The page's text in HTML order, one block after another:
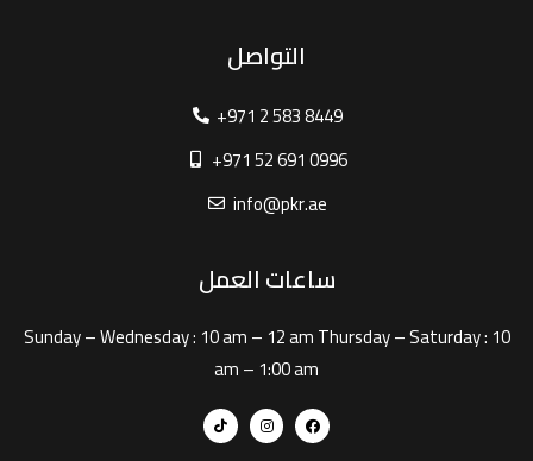
التواصل
+971 2 583 8449
+971 52 691 0996
info@pkr.ae
ساعات العمل
Sunday – Wednesday : 10 am – 12 amThursday – Saturday : 10
am – 1:00 am